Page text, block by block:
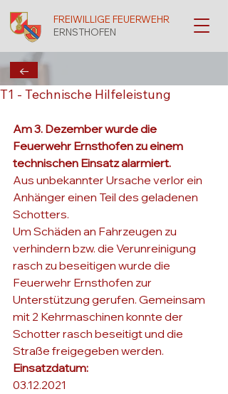
FREIWILLIGE FEUERWEHR
ERNSTHOFEN
T1 - Technische Hilfeleistung
Am 3. Dezember wurde die
Feuerwehr Ernsthofen zu einem
technischen Einsatz alarmiert.
Aus unbekannter Ursache verlor ein
Anhänger einen Teil des geladenen
Schotters.
Um Schäden an Fahrzeugen zu
verhindern bzw. die Verunreinigung
rasch zu beseitigen wurde die
Feuerwehr Ernsthofen zur
Unterstützung gerufen. Gemeinsam
mit 2 Kehrmaschinen konnte der
Schotter rasch beseitigt und die
Straße freigegeben werden.
Einsatzdatum:
03.12.2021
←